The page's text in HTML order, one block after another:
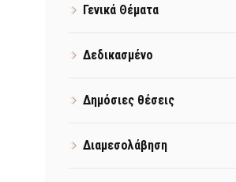
Γενικά Θέματα
Δεδικασμένο
Δημόσιες θέσεις
Διαμεσολάβηση